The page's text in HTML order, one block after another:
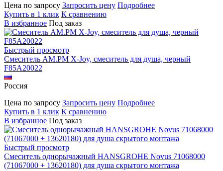
Цена по запросу Запросить цену Подробнее
Купить в 1 клик К сравнению
В избранное Под заказ
Быстрый просмотр
Смеситель AM.PM X-Joy, смеситель для душа, черный
F85A20022
Россия
Цена по запросу Запросить цену Подробнее
Купить в 1 клик К сравнению
В избранное Под заказ
Быстрый просмотр
Смеситель однорычажный HANSGROHE Novus 71068000
(71067000 + 13620180) для душа скрытого монтажа